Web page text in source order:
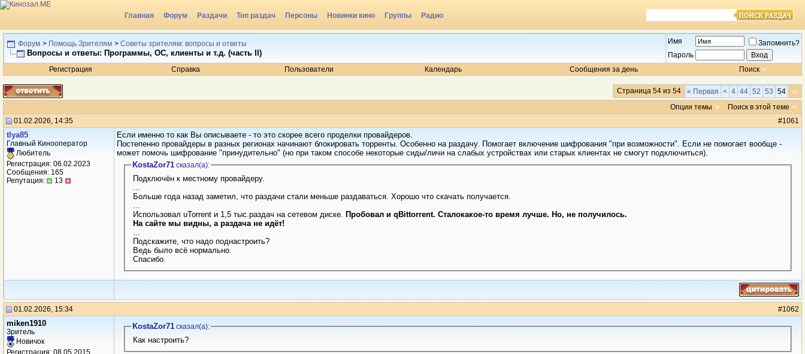
Главная Форум Раздачи Топ раздач Персоны Новинки кино Группы Радио
Форум > Помощь Зрителям > Советы зрителям: вопросы и ответы
Вопросы и ответы: Программы, ОС, клиенты и т.д. (часть II)
Имя
Запомнить?
Пароль
Регистрация
Справка Пользователи Календарь Сообщения за день Поиск
Страница 54 из 54 « Первая < 4 44 52 53 54
Опции темы
Поиск в этой теме
01.02.2026, 14:35
#1061
tlya85
Главный Кинооператор
Любитель
Регистрация: 06.02.2023
Сообщения: 165
Репутация:
13
Если именно то как Вы описываете - то это скорее всего проделки провайдеров.
Постепенно провайдеры в разных регионах начинают блокировать торренты. Особенно на раздачу. Помогает включение шифрования "при возможности". Если не помогает вообще -
может помочь шифрование "принудительно" (но при таком способе некоторые сиды/личи на слабых устройствах или старых клиентах не смогут подключиться).
KostaZor71сказал(a):
Подключён к местному провайдеру.
Больше года назад заметил, что раздачи стали меньше раздаваться. Хорошо что скачать получается.
Использовал uTorrent и 1,5 тыс.раздач на сетевом диске. Пробовал и qBittorrent. Сталокакое-то время лучше. Но, не получилось.
На сайте мы видны, а раздача не идёт!
Подскажите, что надо поднастроить?
Ведь было всё нормально.
Спасибо.
01.02.2026, 15:34 #1062
miken1910
Зритель
Новичок
Регистрация: 08.05.2015
KostaZor71сказал(a):
Как настроить?